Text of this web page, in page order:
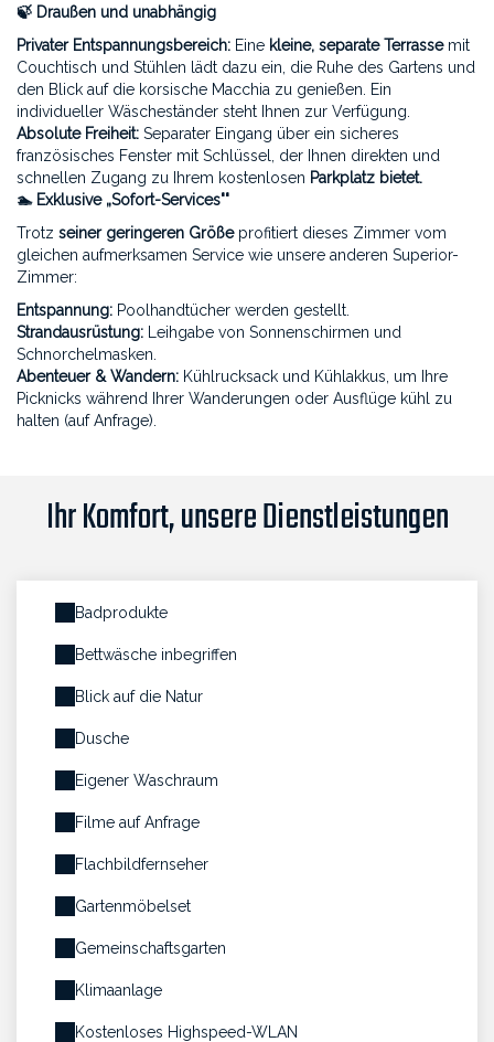
🍃 Draußen und unabhängig
Privater Entspannungsbereich: Eine kleine, separate Terrassemit
Couchtisch und Stühlen lädt dazu ein, die Ruhe des Gartens und
den Blick auf die korsische Macchia zu genießen. Ein
individueller Wäscheständer steht Ihnen zur Verfügung.
Absolute Freiheit: Separater Eingang über ein sicheres
französisches Fenster mit Schlüssel, der Ihnen direkten und
schnellen Zugang zu Ihrem kostenlosen Parkplatz bietet.
🏊 Exklusive „Sofort-Services""
Trotz seiner geringeren Größeprofitiert dieses Zimmer vom
gleichen aufmerksamen Service wie unsere anderen Superior-
Zimmer:
Entspannung: Poolhandtücher werden gestellt.
Strandausrüstung: Leihgabe von Sonnenschirmen und
Schnorchelmasken.
Abenteuer & Wandern: Kühlrucksack und Kühlakkus, um Ihre
Picknicks während Ihrer Wanderungen oder Ausflüge kühl zu
halten (auf Anfrage).
Ihr Komfort, unsere Dienstleistungen
Badprodukte
Bettwäsche inbegriffen
Blick auf die Natur
Dusche
Eigener Waschraum
Filme auf Anfrage
Flachbildfernseher
Gartenmöbelset
Gemeinschaftsgarten
Klimaanlage
Kostenloses Highspeed-WLAN